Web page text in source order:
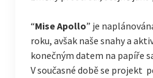
“Mise Apollo” je
roku, avšak naše snahy a
konečným datem na papíře
V současné době se projekt